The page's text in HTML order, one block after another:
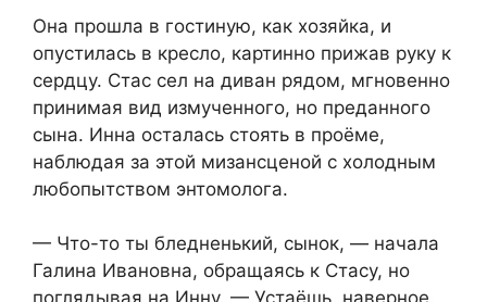
Она прошла в гостиную, как хозяйка, и
опустилась в кресло, картинно прижав руку к
сердцу. Стас сел на диван рядом, мгновенно
принимая вид измученного, но преданного
сына. Инна осталась стоять в проёме,
наблюдая за этой мизансценой с холодным
любопытством энтомолога.
— Что-то ты бледненький, сынок, — начала
Галина Ивановна, обращаясь к Стасу, но